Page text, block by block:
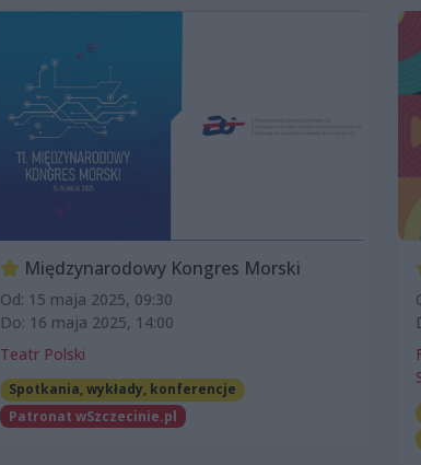
Międzynarodowy Kongres Morski
Od: 15 maja 2025, 09:30
Do: 16 maja 2025, 14:00
Teatr Polski
Spotkania, wykłady, konferencje
Patronat wSzczecinie.pl